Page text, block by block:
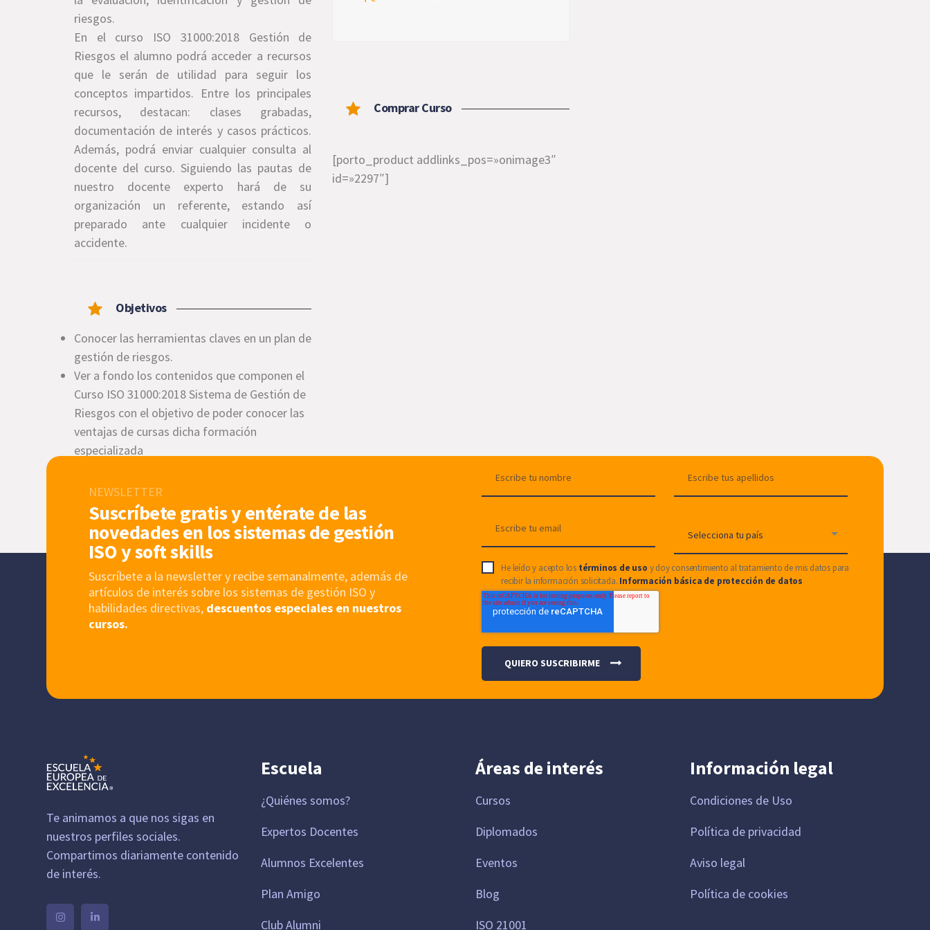
riesgos.
En el curso ISO 31000:2018 Gestión de
Riesgos el alumno podrá acceder a recursos
que le serán de utilidad para seguir los
conceptos impartidos. Entre los principales
recursos, destacan: clases grabadas,
documentación de interés y casos prácticos.
Además, podrá enviar cualquier consulta al
docente del curso. Siguiendo las pautas de
nuestro docente experto hará de su
organización un referente, estando así
preparado ante cualquier incidente o
accidente.
Objetivos
Conocer las herramientas claves en un plan de
gestión de riesgos.
Ver a fondo los contenidos que componen el
Curso ISO 31000:2018 Sistema de Gestión de
Riesgos con el objetivo de poder conocer las
ventajas de cursas dicha formación
especializada
diariamente las organizaciones se enfrentan
al gestionar los riesgos.
Presentar las metodologías más relevantes y
prácticas para dicha gestión.
Comprar Curso
[porto_product addlinks_pos=»onimage3″
id=»2297″]
NEWSLETTER
Suscríbete gratis y entérate de las
novedades en los sistemas de gestión
ISO y soft skills
Suscríbete a la newsletter y recibe semanalmente, además de
artículos de interés sobre los sistemas de gestión ISO y
habilidades directivas, descuentos especiales en nuestros
cursos.
He leído y acepto los términos de uso y doy consentimiento al tratamiento de mis datos para
recibir la información solicitada. Información básica de protección de datos
Te animamos a que nos sigas en
nuestros perfiles sociales.
Compartimos diariamente contenido
de interés.
Escuela
¿Quiénes somos?
Expertos Docentes
Alumnos Excelentes
Plan Amigo
Club Alumni
Áreas de interés
Cursos
Diplomados
Eventos
Blog
ISO 21001
Información legal
Condiciones de Uso
Política de privacidad
Aviso legal
Política de cookies